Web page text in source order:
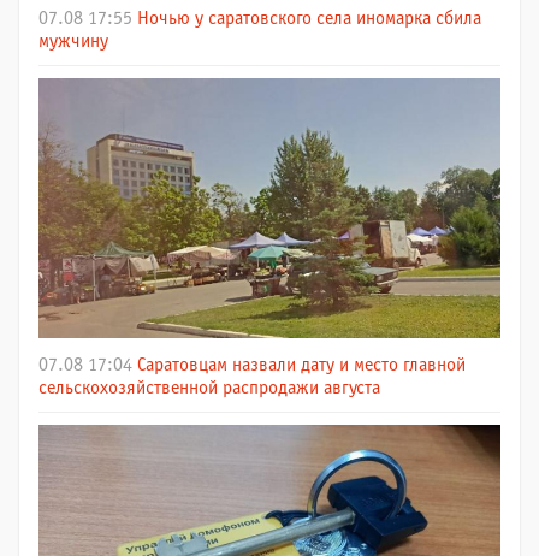
07.08 17:55 Ночью у саратовского села иномарка сбила
мужчину
07.08 17:04 Саратовцам назвали дату и место главной
сельскохозяйственной распродажи августа